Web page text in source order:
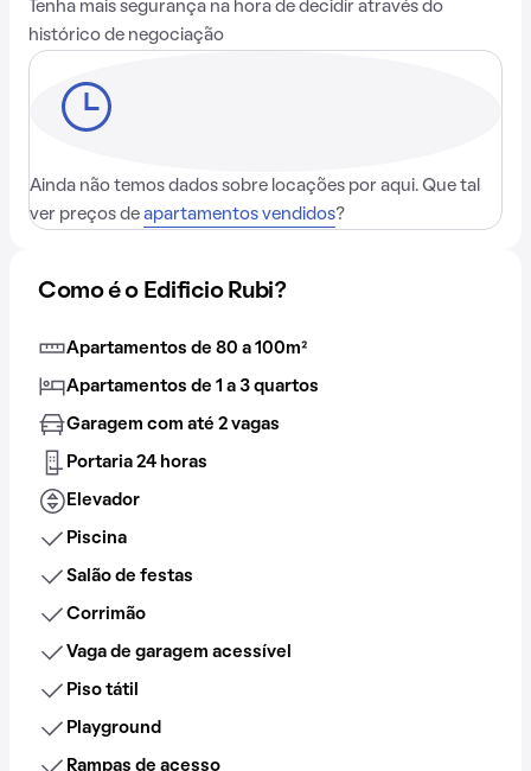
Tenha mais segurança na hora de decidir através do
histórico de negociação
Ainda não temos dados sobre locações por aqui. Que tal
ver preços de apartamentos vendidos?
Como é o Edificio Rubi?
Apartamentos de 80 a 100m²
Apartamentos de 1 a 3 quartos
Garagem com até 2 vagas
Portaria 24 horas
Elevador
Piscina
Salão de festas
Corrimão
Vaga de garagem acessível
Piso tátil
Playground
Rampas de acesso